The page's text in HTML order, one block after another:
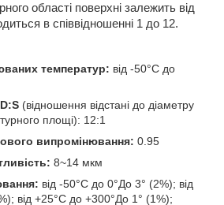
області поверхні залежить від
в співвідношенні 1 до 12.
температур: від -50°С до
(відношення відстані до діаметру
площі): 12:1
випромінювання: 0.95
8~14 мкм
від -50°С до 0°До 3° (2%); від
від +25°С до +300°До 1° (1%);